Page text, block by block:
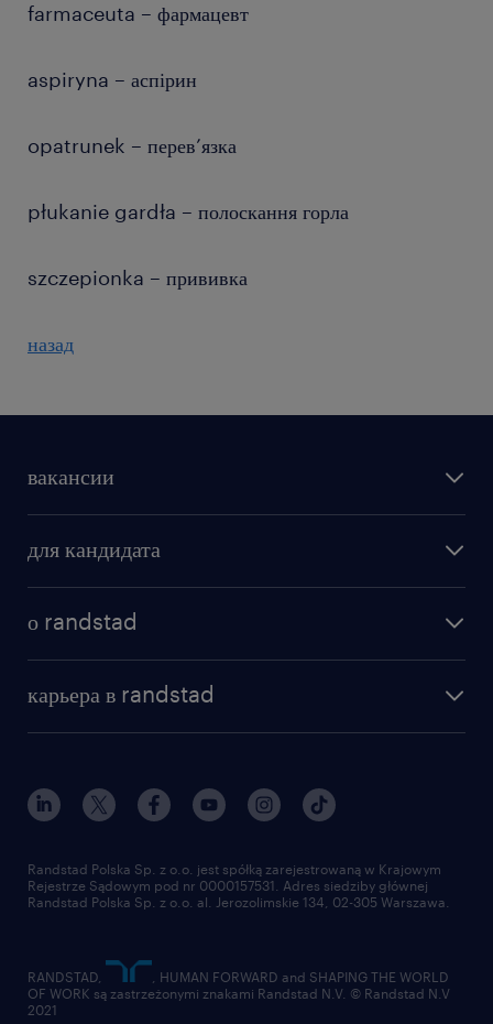
farmaceuta – фармацевт
aspiryna – аспірин
opatrunek – перев’язка
płukanie gardła – полоскання горла
szczepionka – прививка
назад
вакансии
для кандидата
о randstad
карьера в randstad
Randstad Polska Sp. z o.o. jest spółką zarejestrowaną w Krajowym
Rejestrze Sądowym pod nr 0000157531. Adres siedziby głównej
Randstad Polska Sp. z o.o. al. Jerozolimskie 134, 02-305 Warszawa.
RANDSTAD,
, HUMAN FORWARD and SHAPING THE WORLD
OF WORK są zastrzeżonymi znakami Randstad N.V. © Randstad N.V
2021